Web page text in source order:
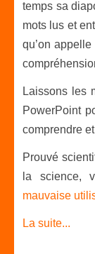
temps sa
mots lus et
qu’on
Laissons les
PowerPoint
comprendre
Prouvé
la science,
mauvaise
La suite...